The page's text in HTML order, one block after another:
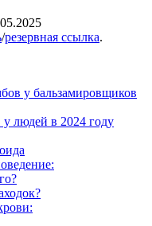
/резервная ссылка.
у бальзамировщиков
людей в 2024 году